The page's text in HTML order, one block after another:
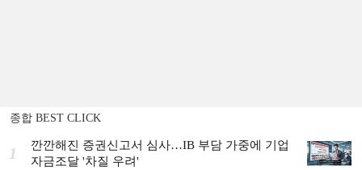
종합 BEST CLICK
1
깐깐해진 증권신고서 심사…IB 부담 가중에 기업
자금조달 '차질 우려'